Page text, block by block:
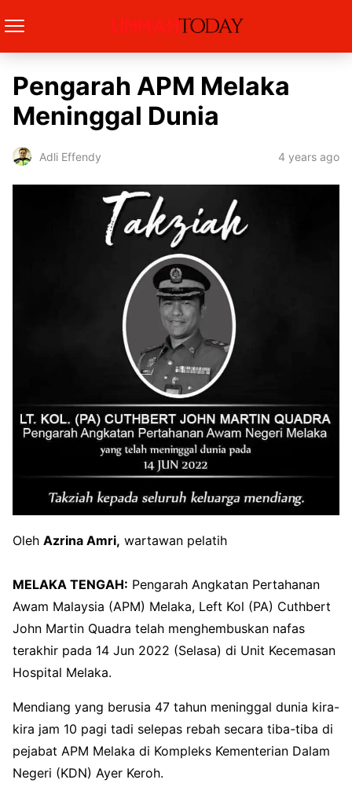
Pengarah APM Melaka
Meninggal Dunia
Adli Effendy 4 years ago
Oleh Azrina Amri, wartawan pelatih
MELAKA TENGAH: Pengarah Angkatan Pertahanan
Awam Malaysia (APM) Melaka, Left Kol (PA) Cuthbert
John Martin Quadra telah menghembuskan nafas
terakhir pada 14 Jun 2022 (Selasa) di Unit Kecemasan
Hospital Melaka.
Mendiang yang berusia 47 tahun meninggal dunia kira-
kira jam 10 pagi tadi selepas rebah secara tiba-tiba di
pejabat APM Melaka di Kompleks Kementerian Dalam
Negeri (KDN) Ayer Keroh.